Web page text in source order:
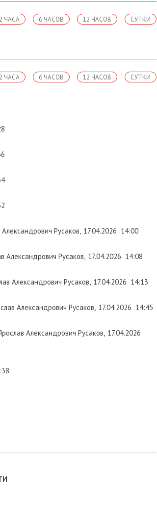
СУТКИ
12 ЧАСОВ
6 ЧАСОВ
2 ЧАСА
СУТКИ
12 ЧАСОВ
6 ЧАСОВ
2 ЧАСА
Александрович Русаков, 17.04.2026 14:00
Александрович Русаков, 17.04.2026 14:08
Александрович Русаков, 17.04.2026 14:13
Александрович Русаков, 17.04.2026 14:45
Александрович Русаков, 17.04.2026